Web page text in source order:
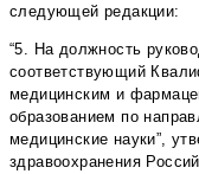
следующей редакции:
“5. На должность
соответствующий
медицинским и
образованием по
медицинские науки”,
здравоохранения